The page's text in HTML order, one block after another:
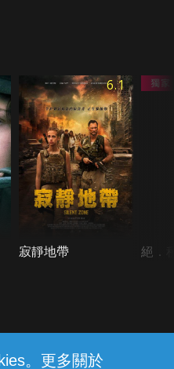
。更多關於
6.1
寂靜地帶 絕．